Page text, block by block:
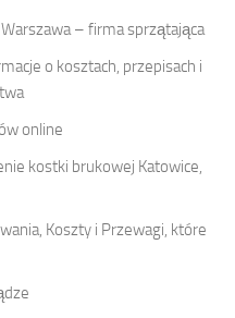
– firma sprzątająca
o kosztach, przepisach i
online
kostki brukowej Katowice,
Koszty i Przewagi, które